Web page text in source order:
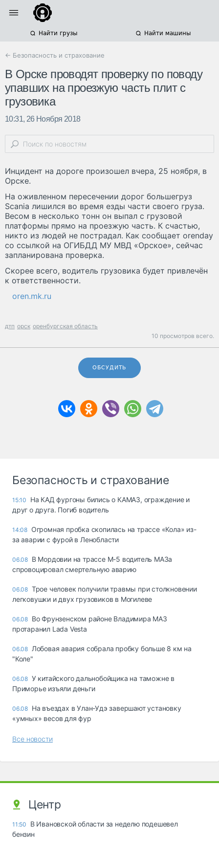
Найти грузы Найти машины
← Безопасность и страхование
В Орске проводят проверку по поводу
упавших на проезжую часть плит с
грузовика
10:31, 26 Ноября 2018
Инцидент на дороге произошел вчера, 25 ноября, в
Орске.
На оживленном пересечении дорог большегруз
Scania лишился во время езды части своего груза.
Весом в несколько тонн он выпал с грузовой
платформы прямо на проезжую часть. К счастью,
никто из людей не пострадал. Как сообщает orenday
со ссылкой на ОГИБДД МУ МВД «Орское», сейчас
запланирована проверка.
Скорее всего, водитель грузовика будет привлечён
к ответственности.
oren.mk.ru
дтп орск оренбургская область
10 просмотров всего.
ОБСУДИТЬ
Безопасность и страхование
15:10
На КАД фургоны бились о КАМАЗ, ограждение и
друг о друга. Погиб водитель
14:08 Огромная пробка скопилась на трассе «Кола» из-
за аварии с фурой в Ленобласти
06.08 В Мордовии на трассе М-5 водитель МАЗа
спровоцировал смертельную аварию
06.08 Трое человек получили травмы при столкновении
легковушки и двух грузовиков в Могилеве
06.08 Во Фрунзенском районе Владимира МАЗ
протаранил Lada Vesta
06.08 Лобовая авария собрала пробку больше 8 км на
"Коле"
06.08 У китайского дальнобойщика на таможне в
Приморье изъяли деньги
06.08 Ha въeздax в Улaн-Удэ зaвepшaют ycтaнoвкy
«yмныx» вecoв для фyp
Все новости
Центр
11:50
В Ивановской области за неделю подешевел
бензин